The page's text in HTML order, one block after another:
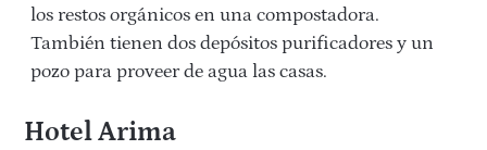
los restos orgánicos en una compostadora.
También tienen dos depósitos purificadores y un
pozo para proveer de agua las casas.
Hotel Arima